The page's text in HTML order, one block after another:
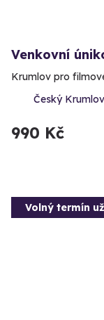
Venkovní
Krumlov pro
Český Krumlov
990 Kč
Volný termín